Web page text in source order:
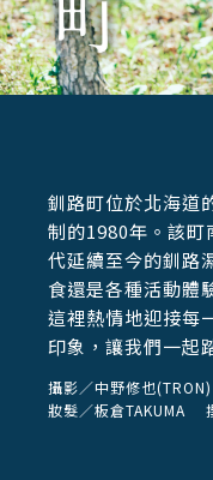
釧路町位於北海道
制的1980年。該町
代延續至今的釧路
食還是各種活動體
這裡熱情地迎接每
印象，讓我們一起
攝影／中野修也
妝髮／板倉TAKUMA